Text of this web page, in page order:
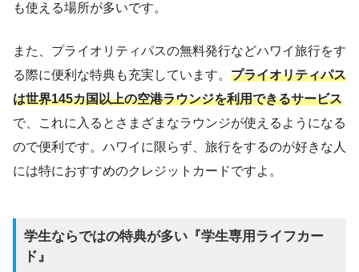
海外手数料 3.8％
も使える場所が多いです。
また、プライオリティパスの無料発行などハワイ旅行をす
る際に便利な特典も充実しています。 プライオリティパス
は世界145カ国以上の空港ラウンジを利用できるサービス
で、これに入るとさまざまなラウンジが使えるようになる
ので便利です。ハワイに限らず、旅行をするのが好きな人
には特におすすめのクレジットカードですよ。
学生ならではの特典が多い『学生専用ライフカー
ド』